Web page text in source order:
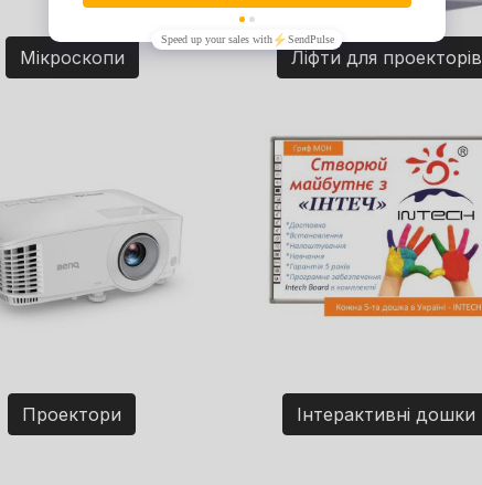
Мікроскопи Ліфти для проекторів
Проектори Інтерактивні дошки